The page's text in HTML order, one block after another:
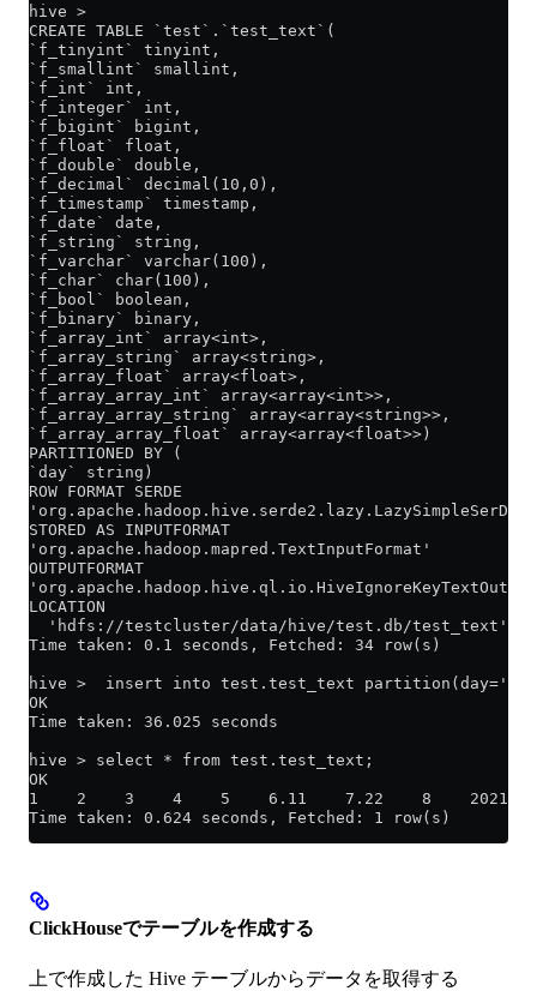
hive >
CREATE TABLE `test`.`test_text`(
`f_tinyint` tinyint,
`f_smallint` smallint,
`f_int` int,
`f_integer` int,
`f_bigint` bigint,
`f_float` float,
`f_double` double,
`f_decimal` decimal(10,0),
`f_timestamp` timestamp,
`f_date` date,
`f_string` string,
`f_varchar` varchar(100),
`f_char` char(100),
`f_bool` boolean,
`f_binary` binary,
`f_array_int` array<int>,
`f_array_string` array<string>,
`f_array_float` array<float>,
`f_array_array_int` array<array<int>>,
`f_array_array_string` array<array<string>>,
`f_array_array_float` array<array<float>>)
PARTITIONED BY (
`day` string)
ROW FORMAT SERDE
'org.apache.hadoop.hive.serde2.lazy.LazySimpleSerDe'
STORED AS INPUTFORMAT
'org.apache.hadoop.mapred.TextInputFormat'
OUTPUTFORMAT
LOCATION
  'hdfs://testcluster/data/hive/test.db/test_text'
Time taken: 0.1 seconds, Fetched: 34 row(s)
hive >  insert into test.test_text
OK
Time taken: 36.025 seconds
hive > select * from test.test_text;
OK
1    2    3    4    5    6.11    7.22    8
Time taken: 0.624 seconds, Fetched: 1 row(s)
ClickHouseでテーブルを作成する
上で作成した Hive テーブルからデータを取得する